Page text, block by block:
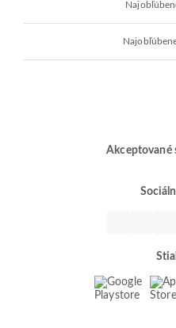
Akceptované